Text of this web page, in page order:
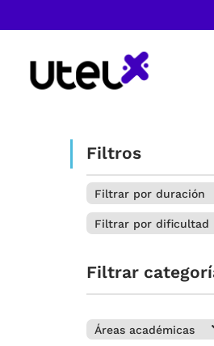
Filtros
Filtrar por duración
Filtrar por dificultad
Filtrar
Áreas académicas